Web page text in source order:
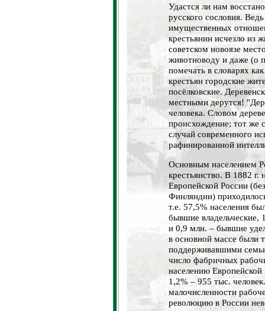
Удастся ли нам
русского сословия.
имущественных
крестьянин исчезло из
советском новоязе
животноводу и даже (о
помечать в словарях
крестьян городские
посёлковские.
местными дерутся!
человека. Словом
происхождение; тот же
случай современного
рафинированной
Основным населением
крестьянство. В 1882 г.
Европейской России
Финляндии)
т.е. 57,5% населения
бывшие владельческие,
и 0,9 млн. – бывшие
в основной массе были
поддерживавшими
число фабричных
населению Европейской
1,2% – 955 тыс.
малочисленности
революцию в России